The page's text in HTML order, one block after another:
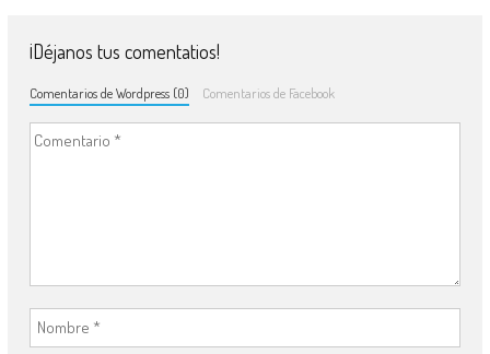
¡Déjanos tus comentatios!
Comentarios de Wordpress (0) Comentarios de Facebook